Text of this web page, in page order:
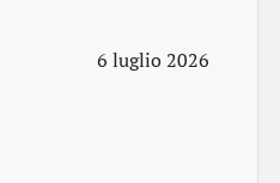
6 luglio 2026